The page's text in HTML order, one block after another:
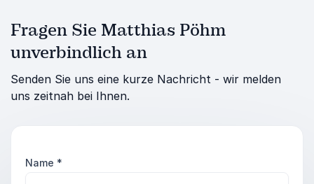
Fragen Sie Matthias Pöhm
unverbindlich an
Senden Sie uns eine kurze Nachricht - wir melden
uns zeitnah bei Ihnen.
Name *